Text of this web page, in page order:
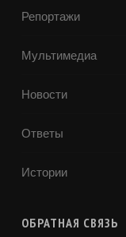
Репортажи
Мультимедиа
Новости
Ответы
Истории
ОБРАТНАЯ СВЯЗЬ